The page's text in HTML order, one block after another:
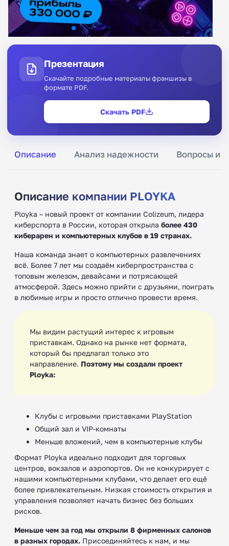
Описание Анализ надежности Вопросы и
Описание компании PLOYKA
Ployka – новый проект от компании Colizeum, лидера
киберспорта в России, которая открыла более 430
киберарен и компьютерных клубов в 19 странах.
Наша команда знает о компьютерных развлечениях
всё. Более 7 лет мы создаём киберпространства с
топовым железом, девайсами и потрясающей
атмосферой. Здесь можно прийти с друзьями, поиграть
в любимые игры и просто отлично провести время.
Мы видим растущий интерес к игровым
приставкам. Однако на рынке нет формата,
который бы предлагал только это
направление. Поэтому мы создали проект
Ployka:
Клубы с игровыми приставками PlayStation
Общий зал и VIP-комнаты
Меньше вложений, чем в компьютерные клубы
Формат Ployka идеально подходит для торговых
центров, вокзалов и аэропортов. Он не конкурирует с
нашими компьютерными клубами, что делает его ещё
более привлекательным. Низкая стоимость открытия и
управления позволяет начать бизнес без больших
рисков.
Меньше чем за год мы открыли 8 фирменных салонов
в разных городах. Присоединяйтесь к нам, и мы
Презентация
Скачайте подробные материалы франшизы в
формате PDF.
Скачать PDF